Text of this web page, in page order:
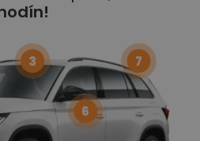
3
6
7